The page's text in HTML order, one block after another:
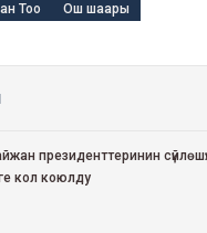
Тоо Ош шаары
президенттеринин
кол коюлду